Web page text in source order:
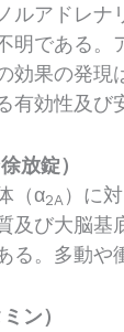
ルアドレ
明である
効果の発
有効性及び
放錠）
（α2A）に
及び大脳
。多動や
ン）